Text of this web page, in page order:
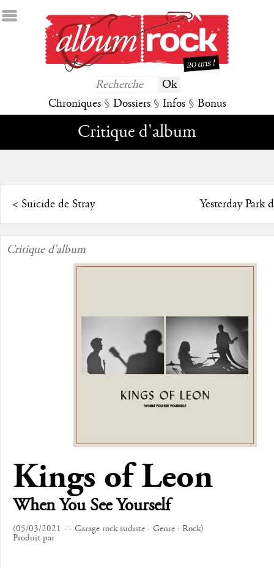
Chroniques § Dossiers § Infos § Bonus
Critique d'album
< Suicide de Stray Yesterday Park
Critique d'album
Kings of Leon
When You See Yourself
(05/03/2021 - - Garage rock sudiste - Genre : Rock)
Produit par